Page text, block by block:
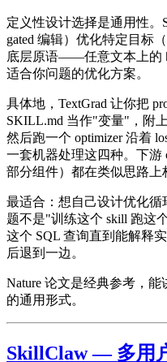
定义性设计选择是通用性。
gated 编辑）优化特定目标
底层原语——任意文本上的
适合你问题的优化方案。
具体地，TextGrad 让你把
SKILL.md 当作"变量"，附
然后跑一个 optimizer 沿着
一套机器处理这四种。下游
部分组件）都在类似思路上
最适合：想自己设计优化循
题不是"训练这个 skill 跑这
这个 SQL 查询直到能解释
后退到一边。
Nature 论文是经典参考，能
的通用形式。
SkillClaw — 多用